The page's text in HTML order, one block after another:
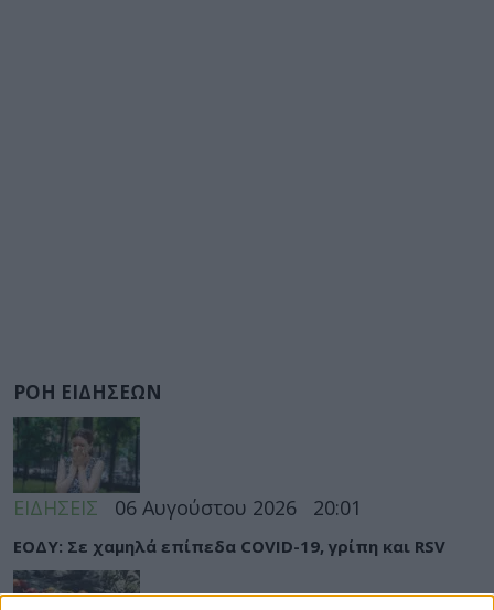
ΡΟΗ ΕΙΔΗΣΕΩΝ
ΕΙΔΗΣΕΙΣ 06 Αυγούστου 2026 20:01
ΕΟΔΥ: Σε χαμηλά επίπεδα COVID-19, γρίπη και RSV